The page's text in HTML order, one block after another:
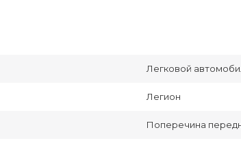
Легковой
Легион
Поперечина